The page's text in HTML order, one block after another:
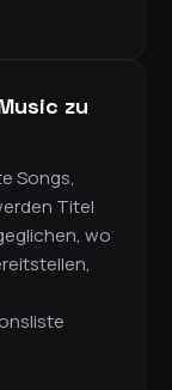
zu
Songs,
Titel
wo